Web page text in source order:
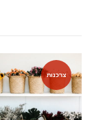
צרכנות